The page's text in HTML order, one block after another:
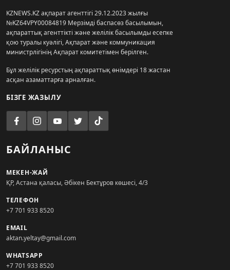
KZNEWS.KZ ақпарат агенттігі 29.12.2023 жылғы
№KZ64VPY00084819 Мерзімді баспасөз басылымын,
ақпараттық агенттікті және желілік басылымды есепке
қою туралы куәлігі, Ақпарат және коммуникация
министрлігінің Ақпарат комитетімен берілген.
Бұл желілік ресурстың ақпараттық өнімдері 18 жастан
асқан азаматтарға арналған.
БІЗГЕ ЖАЗЫЛУ
БАЙЛАНЫС
МЕКЕН-ЖАЙ
ҚР, Астана қаласы, Әбікен Бектұров көшесі, 4/3
ТЕЛЕФОН
+7 701 933 8520
EMAIL
aktan.yeltay@gmail.com
WHATSAPP
+7 701 933 8520